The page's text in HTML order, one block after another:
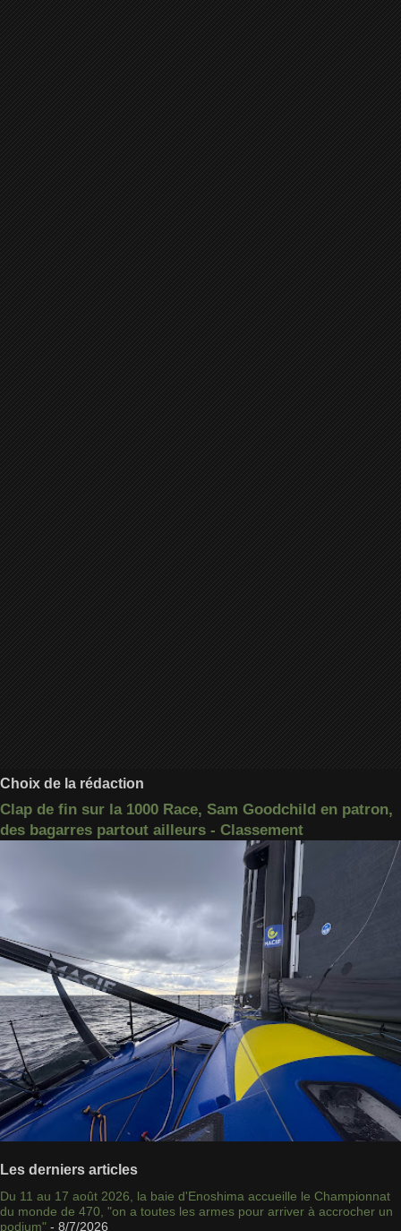
Choix de la rédaction
Clap de fin sur la 1000 Race, Sam Goodchild en patron,
des bagarres partout ailleurs - Classement
Les derniers articles
Du 11 au 17 août 2026, la baie d'Enoshima accueille le Championnat
du monde de 470, "on a toutes les armes pour arriver à accrocher un
podium" - 8/7/2026